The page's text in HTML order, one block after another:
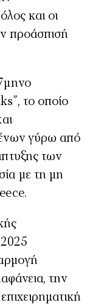
και οι
προάσπισή
το οποίο
γύρω από
των
με τη μη
την